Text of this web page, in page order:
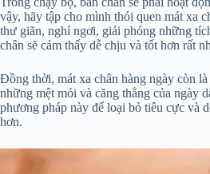
vậy, hãy tập cho mình thói quen mát xa
thư giãn, nghỉ ngơi, giải phóng những
chân sẽ cảm thấy dễ chịu và tốt hơn rất
Đồng thời, mát xa chân hàng ngày còn
những mệt mỏi và căng thẳng của ngày
phương pháp này để loại bỏ tiêu cực và
hơn.